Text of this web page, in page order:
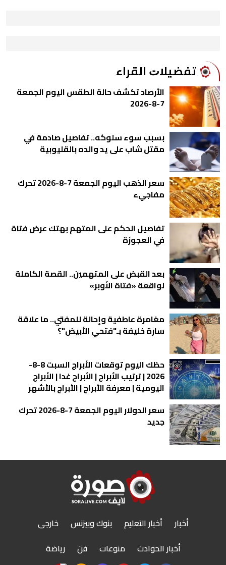
ﺗﻔﻀﻴﻼﺕ اﻟﻘﺮاء
الأرصاد تكشف حالة الطقس اليوم الجمعة
7-8-2026
بسبب سوء سلوكه.. تفاصيل صادمة في
مقتل شاب على يد والده بالقليوبية
سعر الذهب اليوم الجمعة 7-8-2026 تحرك
مفاجيء
تفاصيل الحكم على المتهم بهتك عرض فتاة
في العجوزة
بعد القبض على المتهمين.. القصة الكاملة
لواقعة «فتاة الأوبر»
مغامرة عاطفية وإحالة للمفتي.. ما علاقة
سارة خليفة بـ"فتحي الأبيض"؟
حظك اليوم توقعات الأبراج السبت 8-8-
2026 | ترتيب الأبراج | الأبراج غدا | الأبراج
اليومية | معرفة الأبراج | الأبراج بالأشهر
سعر الدولار اليوم الجمعة 7-8-2026 تحرك
جديد
أخبار أخبار التعليم بنوك وبيزنس
خارجى
أخبار الحوادث
منوعات فن
رياضة